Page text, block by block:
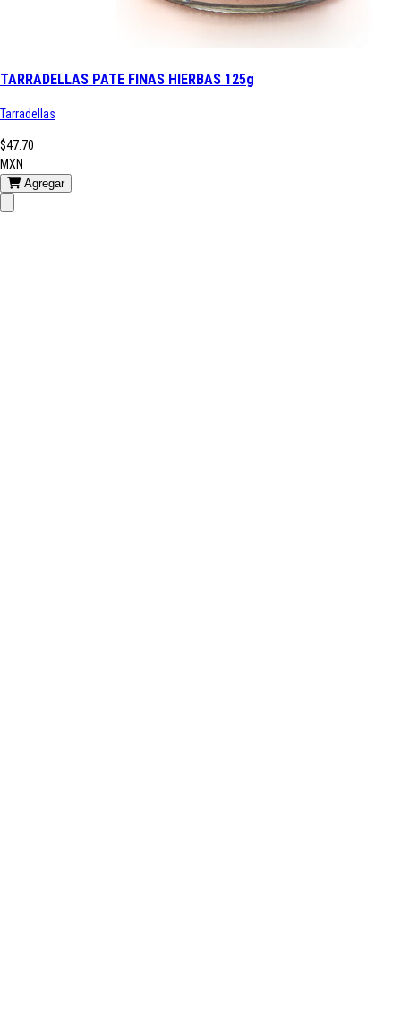
TARRADELLAS PATE FINAS HIERBAS 125g
Tarradellas
$47.70
MXN
Agregar